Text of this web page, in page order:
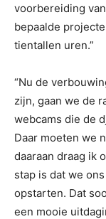
voorbereiding
bepaalde
tientallen uren.”
“Nu de
zijn, gaan we de
webcams die de
Daar moeten we
daaraan draag ik
stap is dat we
opstarten. Dat
een mooie